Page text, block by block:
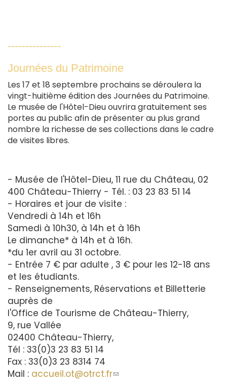
---------------
Journées du Patrimoine
Les 17 et 18 septembre prochains se déroulera la
vingt-huitième édition des Journées du Patrimoine.
Le musée de l'Hôtel-Dieu ouvrira gratuitement ses
portes au public afin de présenter au plus grand
nombre la richesse de ses collections dans le cadre
de visites libres.
- Musée de l'Hôtel-Dieu, 11 rue du Château, 02
400 Château-Thierry - Tél. : 03 23 83 51 14
- Horaires et jour de visite :
Vendredi à 14h et 16h
Samedi à 10h30, à 14h et à 16h
Le dimanche* à 14h et à 16h.
*du 1er avril au 31 octobre.
- Entrée 7 € par adulte , 3 € pour les 12-18 ans
et les étudiants.
- Renseignements, Réservations et Billetterie
auprès de
l'Office de Tourisme de Château-Thierry,
9, rue Vallée
02400 Château-Thierry,
Tél : 33(0)3 23 83 51 14
Fax : 33(0)3 23 8314 74
Mail : accueil.ot@otrct.fr(le